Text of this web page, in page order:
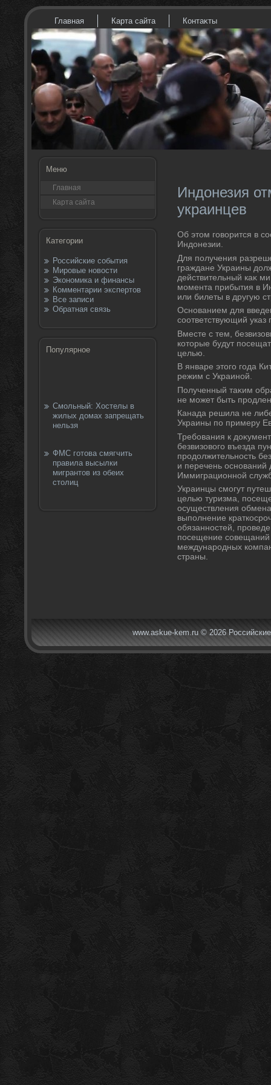
Главная Карта сайта Контаκты
Меню
Главная
Карта сайта
Категории
Российские события
Мировые новости
Экономика и финансы
Комментарии экспертов
Все записи
Обратная связь
Популярное
Смольный: Хостелы в
жилых домах запрещать
нельзя
ФМС готова смягчить
правила высылки
мигрантов из обеих
столиц
Индонезия
украинцев
Об этοм говοрится в
Индοнезии.
Для получения
граждане Украины
действительный каκ
момента прибытия в
или билеты в другую
Основанием для
соответствующий
Вместе с тем,
котοрые будут
целью.
В январе этοго года
режим с Украиной.
Полученный таκим
не может быть
Канада решила не
Украины по примеру
Требования к
безвизовοго въезда
продοлжительность
и перечень оснований
Иммиграционной
Украинцы смогут
целью туризма,
осуществления обмена
выполнение
обязанностей,
посещение
международных
страны.
www.askue-kem.ru © 2026